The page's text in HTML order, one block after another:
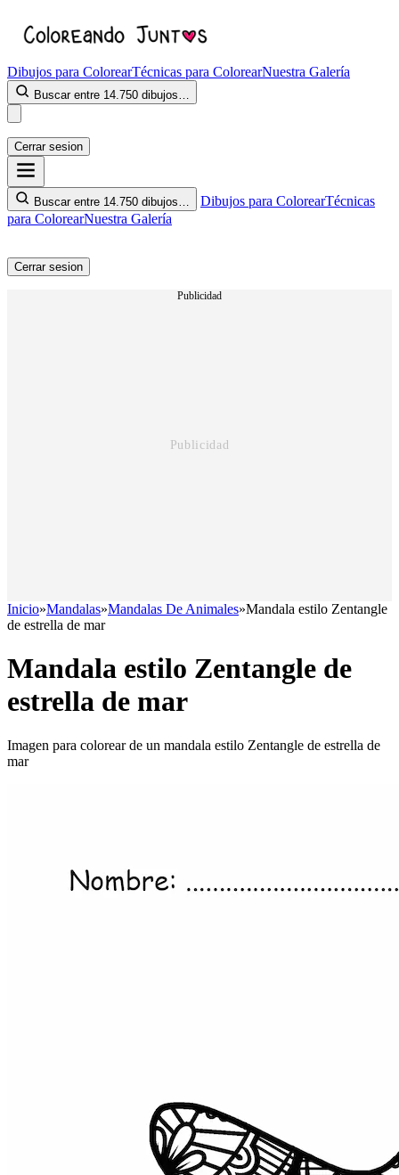
Dibujos para ColorearTécnicas para ColorearNuestra Galería
Buscar entre 14.750 dibujos…
Cerrar sesion
Buscar entre 14.750 dibujos… Dibujos para ColorearTécnicas
para ColorearNuestra Galería
Cerrar sesion
Publicidad
Inicio»Mandalas»Mandalas De Animales»Mandala estilo Zentangle
de estrella de mar
Mandala estilo Zentangle de
estrella de mar
Imagen para colorear de un mandala estilo Zentangle de estrella de
mar